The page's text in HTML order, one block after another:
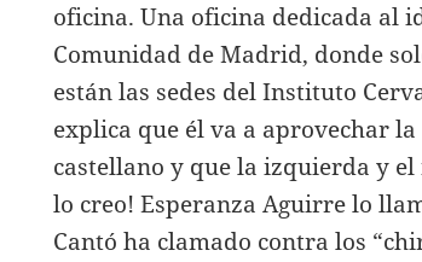
oficina. Una oficina dedicada al
Comunidad de Madrid, donde
están las sedes del Instituto
explica que él va a aprovechar
castellano y que la izquierda y el
lo creo! Esperanza Aguirre lo
Cantó ha clamado contra los